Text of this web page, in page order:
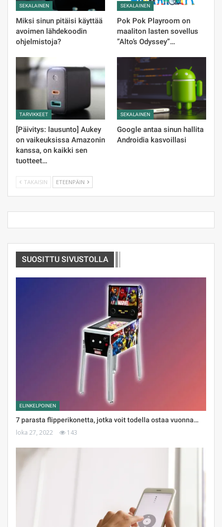
SEKALAINEN
Miksi sinun pitäisi käyttää
avoimen lähdekoodin
ohjelmistoja?
SEKALAINEN
Pok Pok Playroom on
maaliton lasten sovellus
”Alto’s Odyssey”…
TARVIKKEET
[Päivitys: lausunto] Aukey
on vaikeuksissa Amazonin
kanssa, on kaikki sen
tuotteet…
SEKALAINEN
Google antaa sinun hallita
Androidia kasvoillasi
TAKAISIN ETEENPÄIN
SUOSITTU SIVUSTOLLA
ELINKELPOINEN
7 parasta flipperikonetta, jotka voit todella ostaa vuonna…
loka 27, 2022 143